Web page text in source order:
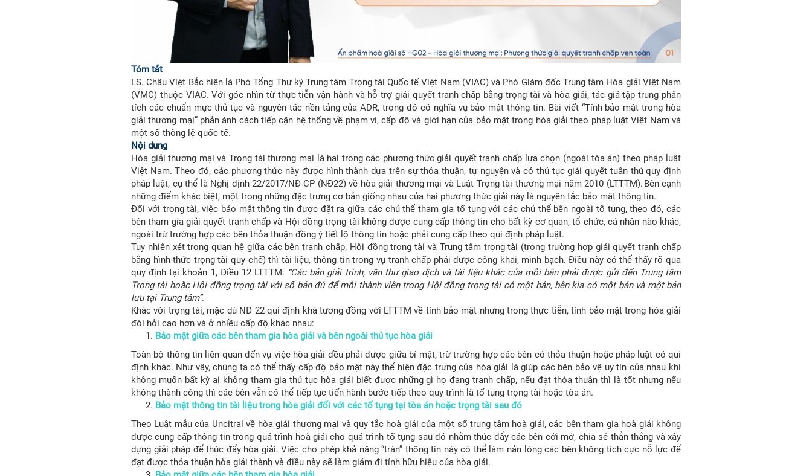
Tóm tắt
LS. Châu Việt Bắc hiện là Phó Tổng Thư ký Trung tâm Trọng tài Quốc tế Việt Nam (VIAC) và Phó Giám đốc Trung tâm Hòa giải Việt Nam
(VMC) thuộc VIAC. Với góc nhìn từ thực tiễn vận hành và hỗ trợ giải quyết tranh chấp bằng trọng tài và hòa giải, tác giả tập trung phân
tích các chuẩn mực thủ tục và nguyên tắc nền tảng của ADR, trong đó có nghĩa vụ bảo mật thông tin. Bài viết “Tính bảo mật trong hòa
giải thương mại” phản ánh cách tiếp cận hệ thống về phạm vi, cấp độ và giới hạn của bảo mật trong hòa giải theo pháp luật Việt Nam và
một số thông lệ quốc tế.
Nội dung
Hòa giải thương mại và Trọng tài thương mại là hai trong các phương thức giải quyết tranh chấp lựa chọn (ngoài tòa án) theo pháp luật
Việt Nam. Theo đó, các phương thức này được hình thành dựa trên sự thỏa thuận, tự nguyện và có thủ tục giải quyết tuân thủ quy định
pháp luật, cụ thể là Nghị định 22/2017/NĐ-CP (NĐ22) về hòa giải thương mại và Luật Trọng tài thương mại năm 2010 (LTTTM). Bên cạnh
những điểm khác biệt, một trong những đặc trưng cơ bản giống nhau của hai phương thức giải này là nguyên tắc bảo mật thông tin.
Đối với trọng tài, việc bảo mật thông tin được đặt ra giữa các chủ thể tham gia tố tụng với các chủ thể bên ngoài tố tụng, theo đó, các
bên tham gia giải quyết tranh chấp và Hội đồng trọng tài không được cung cấp thông tin cho bất kỳ cơ quan, tổ chức, cá nhân nào khác,
ngoài trừ trường hợp các bên thỏa thuận đồng ý tiết lộ thông tin hoặc phải cung cấp theo qui định pháp luật.
Tuy nhiên xét trong quan hệ giữa các bên tranh chấp, Hội đồng trọng tài và Trung tâm trọng tài (trong trường hợp giải quyết tranh chấp
bằng hình thức trọng tài quy chế) thì tài liệu, thông tin trong vụ tranh chấp phải được công khai, minh bạch. Điều này có thể thấy rõ qua
quy định tại khoản 1, Điều 12 LTTTM: “Các bản giải trình, văn thư giao dịch và tài liệu khác của mỗi bên phải được gửi đến Trung tâm
Trọng tài hoặc Hội đồng trọng tài với số bản đủ để mỗi thành viên trong Hội đồng trọng tài có một bản, bên kia có một bản và một bản
lưu tại Trung tâm”.
Khác với trọng tài, mặc dù NĐ 22 qui định khá tương đồng với LTTTM về tính bảo mật nhưng trong thực tiễn, tính bảo mật trong hòa giải
đòi hỏi cao hơn và ở nhiều cấp độ khác nhau:
Bảo mật giữa các bên tham gia hòa giải và bên ngoài thủ tục hòa giải
Toàn bộ thông tin liên quan đến vụ việc hòa giải đều phải được giữa bí mật, trừ trường hợp các bên có thỏa thuận hoặc pháp luật có qui
định khác. Như vậy, chúng ta có thể thấy cấp độ bảo mật này thể hiện đặc trưng của hòa giải là giúp các bên bảo vệ uy tín của nhau khi
không muốn bất kỳ ai không tham gia thủ tục hòa giải biết được những gì họ đang tranh chấp, nếu đạt thỏa thuận thì là tốt nhưng nếu
không thành công thì các bên vẫn có thể tiếp tục tiến hành bước tiếp theo quy trình là tố tụng trọng tài hoặc tòa án.
Bảo mật thông tin tài liệu trong hòa giải đối với các tố tụng tại tòa án hoặc trọng tài sau đó
Theo Luật mẫu của Uncitral về hòa giải thương mại và quy tắc hoà giải của một số trung tâm hoà giải, các bên tham gia hoà giải không
được cung cấp thông tin trong quá trình hoà giải cho quá trình tố tụng sau đó nhằm thúc đẩy các bên cởi mở, chia sẻ thẳn thắng và xây
dựng giải pháp để thúc đẩy hòa giải. Việc cho phép khả năng “tràn” thông tin này có thể làm nản lòng các bên không tích cực nỗ lực để
đạt được thỏa thuận hòa giải thành và điều này sẽ làm giảm đi tính hữu hiệu của hòa giải.